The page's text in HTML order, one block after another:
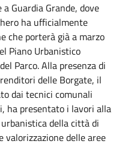
Guardia Grande, dove
ha ufficialmente
che porterà già a marzo
Piano Urbanistico
Parco. Alla presenza di
delle Borgate, il
dai tecnici comunali
ha presentato i lavori alla
della città di
valorizzazione delle aree